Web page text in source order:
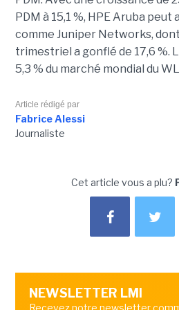
PDM à 15,1 %, HPE Aruba peut
comme Juniper Networks,
trimestriel a gonflé de 17,6 %.
5,3 % du marché mondial du
Article rédigé par
Fabrice Alessi
Journaliste
Cet article vous a plu?
NEWSLETTER LMI